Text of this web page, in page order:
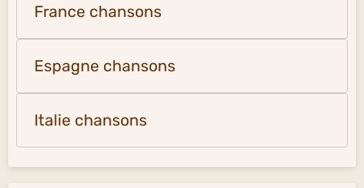
France chansons
Espagne chansons
Italie chansons